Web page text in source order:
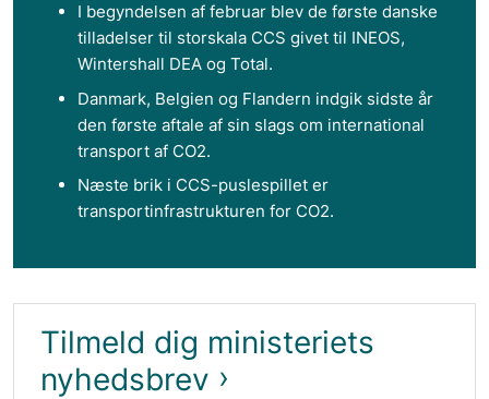
I begyndelsen af februar blev de første danske
tilladelser til storskala CCS givet til INEOS,
Wintershall DEA og Total.
Danmark, Belgien og Flandern indgik sidste år
den første aftale af sin slags om international
transport af CO2.
Næste brik i CCS-puslespillet er
transportinfrastrukturen for CO2.
Tilmeld dig ministeriets
nyhedsbrev